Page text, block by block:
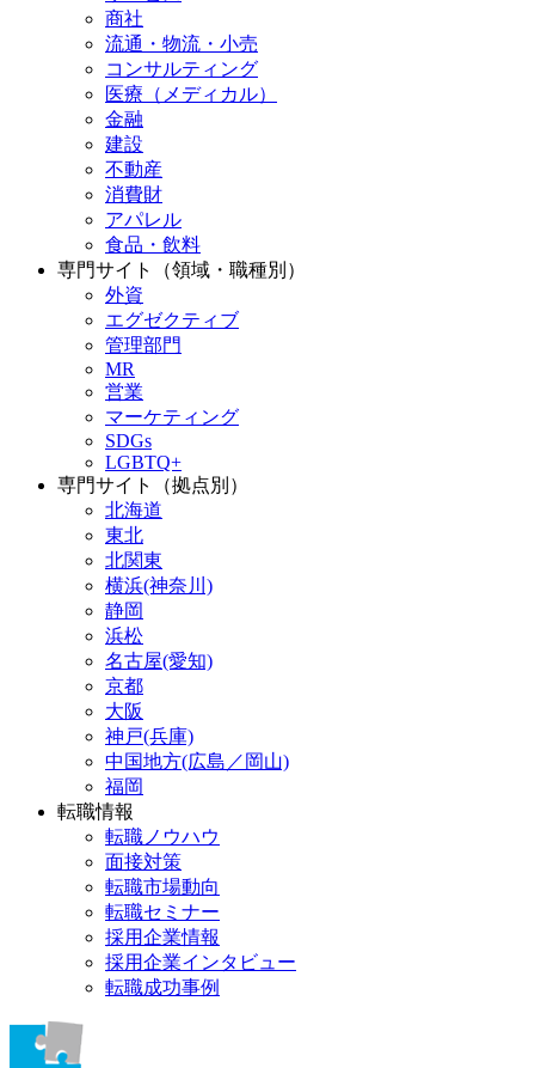
商社
流通・物流・小売
コンサルティング
医療（メディカル）
金融
建設
不動産
消費財
アパレル
食品・飲料
専門サイト（領域・職種別）
外資
エグゼクティブ
管理部門
MR
営業
マーケティング
SDGs
LGBTQ+
専門サイト（拠点別）
北海道
東北
北関東
横浜(神奈川)
静岡
浜松
名古屋(愛知)
京都
大阪
神戸(兵庫)
中国地方(広島／岡山)
福岡
転職情報
転職ノウハウ
面接対策
転職市場動向
転職セミナー
採用企業情報
採用企業インタビュー
転職成功事例